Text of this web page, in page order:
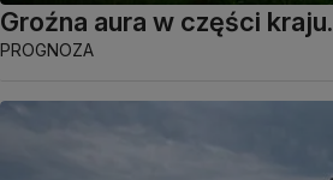
Groźna aura w części
PROGNOZA